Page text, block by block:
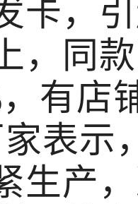
卡，
，同
有店
表示
生产